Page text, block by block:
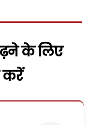
के लिए
करें